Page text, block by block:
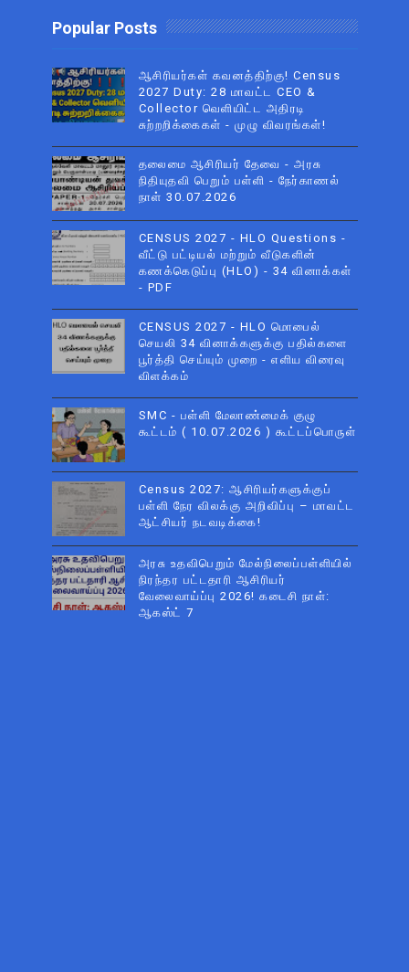
Popular Posts
ஆசிரியர்கள் கவனத்திற்கு! Census
2027 Duty: 28 மாவட்ட CEO &
Collector வெளியிட்ட அதிரடி
சுற்றறிக்கைகள் - முழு விவரங்கள்!
தலைமை ஆசிரியர் தேவை - அரசு
நிதியுதவி பெறும் பள்ளி - நேர்காணல்
நாள் 30.07.2026
CENSUS 2027 - HLO Questions -
வீட்டு பட்டியல் மற்றும் வீடுகளின்
கணக்கெடுப்பு (HLO) - 34 வினாக்கள்
- PDF
CENSUS 2027 - HLO மொபைல்
செயலி 34 வினாக்களுக்கு பதில்களை
பூர்த்தி செய்யும் முறை - எளிய விரைவு
விளக்கம்
SMC - பள்ளி மேலாண்மைக் குழு
கூட்டம் ( 10.07.2026 ) கூட்டப்பொருள்
Census 2027: ஆசிரியர்களுக்குப்
பள்ளி நேர விலக்கு அறிவிப்பு – மாவட்ட
ஆட்சியர் நடவடிக்கை!
அரசு உதவிபெறும் மேல்நிலைப்பள்ளியில்
நிரந்தர பட்டதாரி ஆசிரியர்
வேலைவாய்ப்பு 2026! கடைசி நாள்:
ஆகஸ்ட் 7